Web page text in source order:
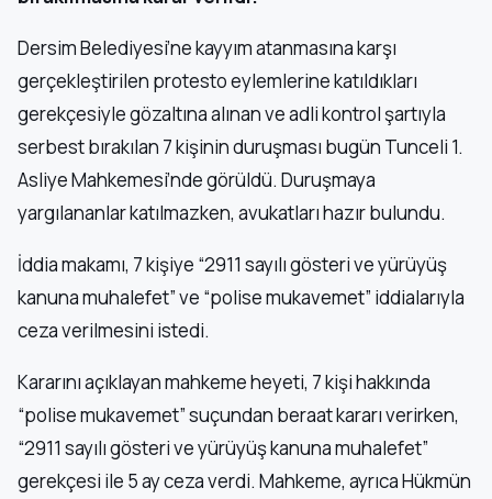
Dersim Belediyesi’ne kayyım atanmasına karşı
gerçekleştirilen protesto eylemlerine katıldıkları
gerekçesiyle gözaltına alınan ve adli kontrol şartıyla
serbest bırakılan 7 kişinin duruşması bugün Tunceli 1.
Asliye Mahkemesi’nde görüldü. Duruşmaya
yargılananlar katılmazken, avukatları hazır bulundu.
İddia makamı, 7 kişiye “2911 sayılı gösteri ve yürüyüş
kanuna muhalefet” ve “polise mukavemet” iddialarıyla
ceza verilmesini istedi.
Kararını açıklayan mahkeme heyeti, 7 kişi hakkında
“polise mukavemet” suçundan beraat kararı verirken,
“2911 sayılı gösteri ve yürüyüş kanuna muhalefet”
gerekçesi ile 5 ay ceza verdi. Mahkeme, ayrıca Hükmün